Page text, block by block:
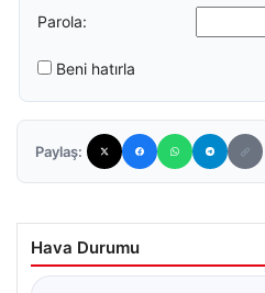
Parola:
Beni hatırla
Paylaş:
Hava Durumu